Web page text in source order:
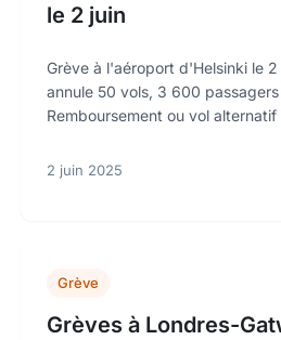
le 2 juin
Grève à l'aéroport d'Helsinki le 2
annule 50 vols, 3 600
Remboursement ou vol
2 juin 2025
Grève
Grèves à Londres-